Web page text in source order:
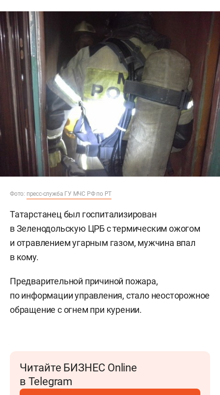
Фото: пресс-служба ГУ МЧС РФ по РТ
Татарстанец был госпитализирован
в Зеленодольскую ЦРБ с термическим ожогом
и отравлением угарным газом, мужчина впал
в кому.
Предварительной причиной пожара,
по информации управления, стало неосторожное
обращение с огнем при курении.
Читайте БИЗНЕС Online
в Telegram